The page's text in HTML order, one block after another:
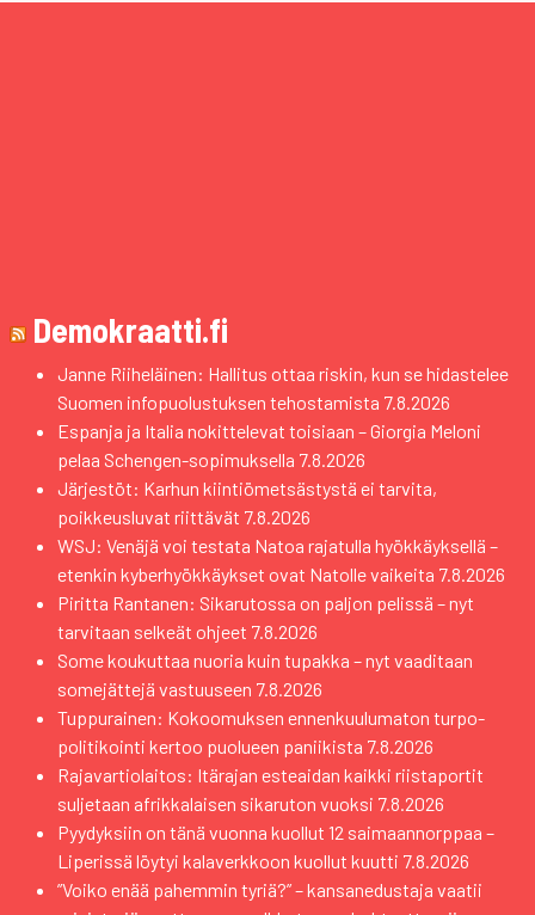
Demokraatti.fi
Janne Riiheläinen: Hallitus ottaa riskin, kun se hidastelee
Suomen infopuolustuksen tehostamista 7.8.2026
Espanja ja Italia nokittelevat toisiaan – Giorgia Meloni
pelaa Schengen-sopimuksella 7.8.2026
Järjestöt: Karhun kiintiömetsästystä ei tarvita,
poikkeusluvat riittävät 7.8.2026
WSJ: Venäjä voi testata Natoa rajatulla hyökkäyksellä –
etenkin kyberhyökkäykset ovat Natolle vaikeita 7.8.2026
Piritta Rantanen: Sikarutossa on paljon pelissä – nyt
tarvitaan selkeät ohjeet 7.8.2026
Some koukuttaa nuoria kuin tupakka – nyt vaaditaan
somejättejä vastuuseen 7.8.2026
Tuppurainen: Kokoomuksen ennenkuulumaton turpo-
politikointi kertoo puolueen paniikista 7.8.2026
Rajavartiolaitos: Itärajan esteaidan kaikki riistaportit
suljetaan afrikkalaisen sikaruton vuoksi 7.8.2026
Pyydyksiin on tänä vuonna kuollut 12 saimaannorppaa –
Liperissä löytyi kalaverkkoon kuollut kuutti 7.8.2026
”Voiko enää pahemmin tyriä?” – kansanedustaja vaatii